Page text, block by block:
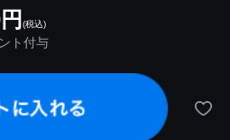
(税込)
ト付与